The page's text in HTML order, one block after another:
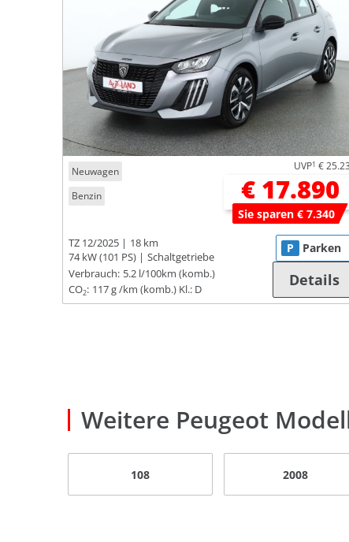
Neuwagen
Benzin
UVP1 €
€ 17.890
Sie sparen € 7.340
TZ 12/2025
18 km
74 kW (101 PS)
Schaltgetriebe
Verbrauch: 5.2 l/100km (komb.)
CO2: 117 g /km (komb.) Kl.: D
P Parken
Details
Weitere Peugeot
108 2008